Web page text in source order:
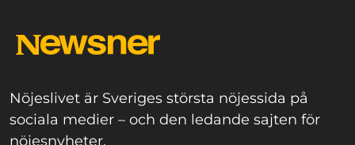
Nöjeslivet är Sveriges största nöjessida på
sociala medier – och den ledande sajten för
nöjesnyheter.